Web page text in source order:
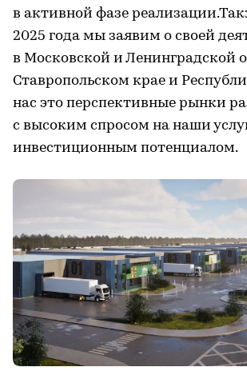
в активной фазе
2025 года мы заявим о своей
в Московской и Ленинградской
Ставропольском крае и
нас это перспективные рынки
с высоким спросом на наши
инвестиционным потенциалом.